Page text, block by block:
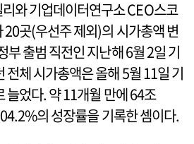
와 기업데이터연구소 CEO스코
20곳(우선주 제외)의 시가총액 변
부 출범 직전인 지난해 6월 2일 기
체 시가총액은 올해 5월 11일 기
늘었다. 약 11개월 만에 64조
의 성장률을 기록한 셈이다.